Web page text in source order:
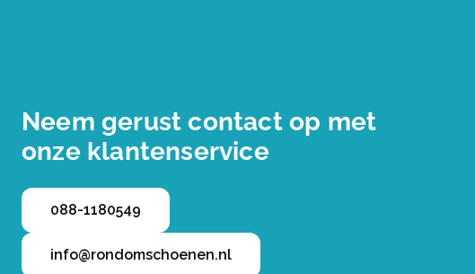
Neem gerust contact op met
onze klantenservice
088-1180549
info@rondomschoenen.nl